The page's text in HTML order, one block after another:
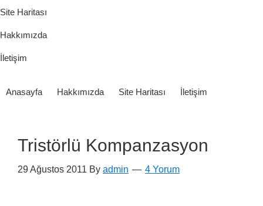
Site Haritası
Hakkımızda
İletişim
Anasayfa Hakkımızda Site Haritası İletişim
Tristörlü Kompanzasyon
29 Ağustos 2011 By admin 4 Yorum